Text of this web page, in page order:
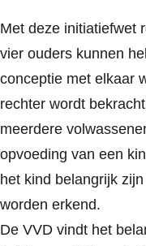
Met deze initiatiefwet
vier ouders kunnen
conceptie met elkaar
rechter wordt
meerdere
opvoeding van een
het kind belangrijk
worden erkend.
De VVD vindt het